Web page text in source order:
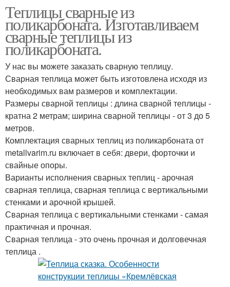
Теплицы сварные из
поликарбоната. Изготавливаем
сварные теплицы из
поликарбоната.
У нас вы можете заказать сварную теплицу.
Сварная теплица может быть изготовлена исходя из
необходимых вам размеров и комплектации.
Размеры сварной теплицы : длина сварной теплицы -
кратна 2 метрам; ширина сварной теплицы - от 3 до 5
метров.
Комплектация сварных теплиц из поликарбоната от
metallvarim.ru включает в себя: двери, форточки и
свайные опоры.
Варианты исполнения сварных теплиц - арочная
сварная теплица, сварная теплица с вертикальными
стенками и арочной крышей.
Сварная теплица с вертикальными стенками - самая
практичная и прочная.
Сварная теплица - это очень прочная и долговечная
теплица .